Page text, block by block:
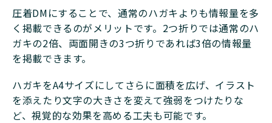
圧着DMにすることで、通常のハガキよりも情報量を多
く掲載できるのがメリットです。2つ折りでは通常のハ
ガキの2倍、両面開きの3つ折りであれば3倍の情報量
を掲載できます。
ハガキをA4サイズにしてさらに面積を広げ、イラスト
を添えたり文字の大きさを変えて強弱をつけたりな
ど、視覚的な効果を高める工夫も可能です。